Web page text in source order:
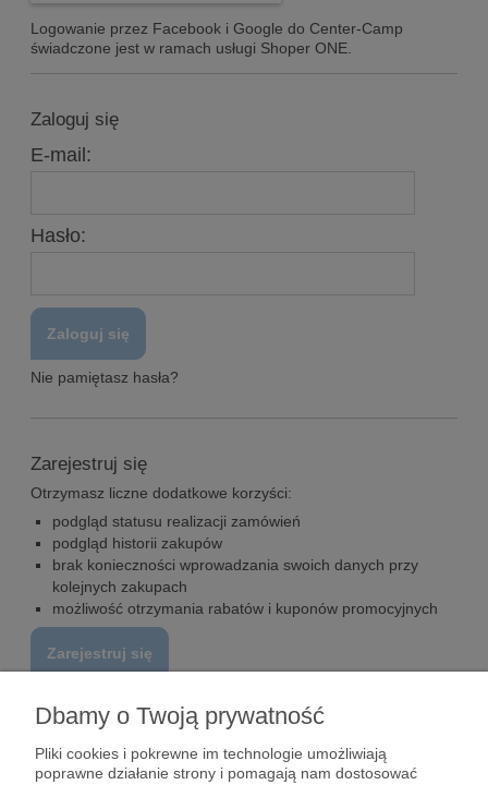
Logowanie przez Facebook i Google do Center-Camp
świadczone jest w ramach usługi Shoper ONE.
Zaloguj się
E-mail:
Hasło:
Zaloguj się
Nie pamiętasz hasła?
Zarejestruj się
Otrzymasz liczne dodatkowe korzyści:
podgląd statusu realizacji zamówień
podgląd historii zakupów
brak konieczności wprowadzania swoich danych przy
kolejnych zakupach
możliwość otrzymania rabatów i kuponów promocyjnych
Zarejestruj się
Pomoc
Dbamy o Twoją prywatność
Pliki cookies i pokrewne im technologie umożliwiają
poprawne działanie strony i pomagają nam dostosować